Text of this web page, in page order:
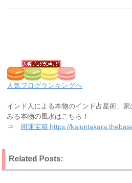
人気ブログランキングへ
インド人による本物のインド占星術、
みる本物の風水はこちら！
⇒ 開運宝箱 https://
Related Posts: